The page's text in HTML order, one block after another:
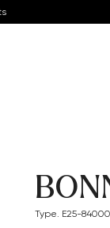
Type. E25-